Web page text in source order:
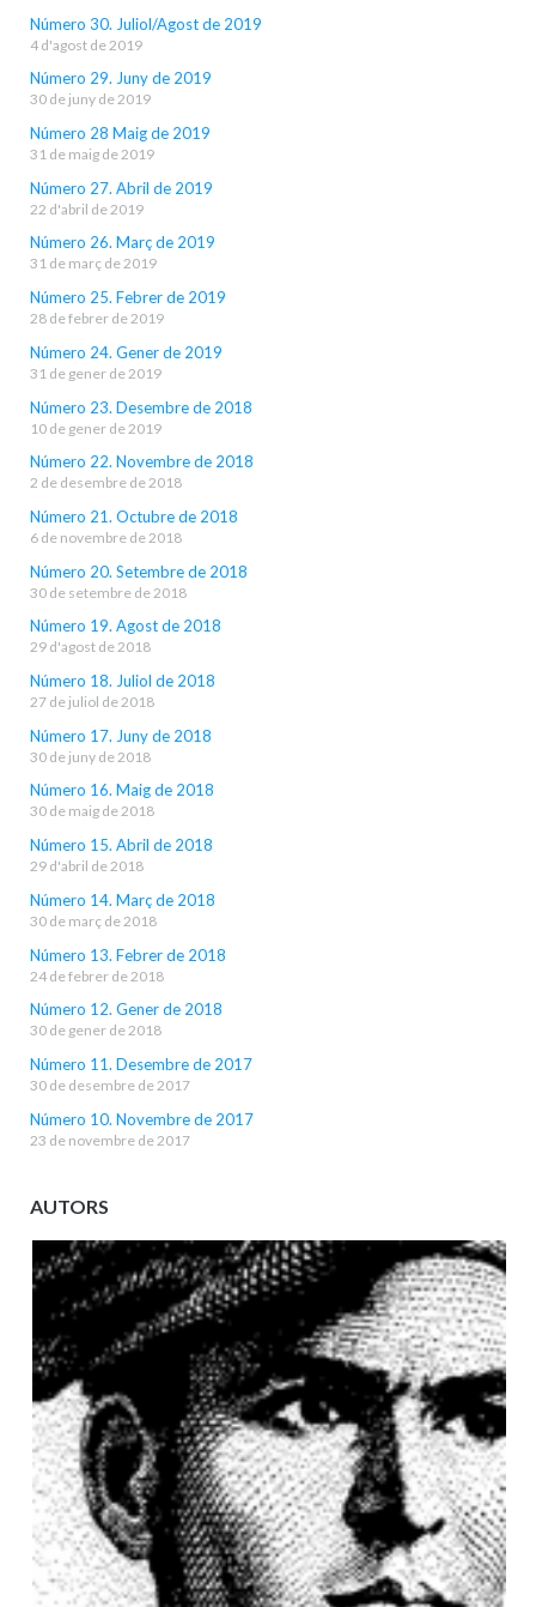
Número 30. Juliol/Agost de 2019
4 d'agost de 2019
Número 29. Juny de 2019
30 de juny de 2019
Número 28 Maig de 2019
31 de maig de 2019
Número 27. Abril de 2019
22 d'abril de 2019
Número 26. Març de 2019
31 de març de 2019
Número 25. Febrer de 2019
28 de febrer de 2019
Número 24. Gener de 2019
31 de gener de 2019
Número 23. Desembre de 2018
10 de gener de 2019
Número 22. Novembre de 2018
2 de desembre de 2018
Número 21. Octubre de 2018
6 de novembre de 2018
Número 20. Setembre de 2018
30 de setembre de 2018
Número 19. Agost de 2018
29 d'agost de 2018
Número 18. Juliol de 2018
27 de juliol de 2018
Número 17. Juny de 2018
30 de juny de 2018
Número 16. Maig de 2018
30 de maig de 2018
Número 15. Abril de 2018
29 d'abril de 2018
Número 14. Març de 2018
30 de març de 2018
Número 13. Febrer de 2018
24 de febrer de 2018
Número 12. Gener de 2018
30 de gener de 2018
Número 11. Desembre de 2017
30 de desembre de 2017
Número 10. Novembre de 2017
23 de novembre de 2017
AUTORS